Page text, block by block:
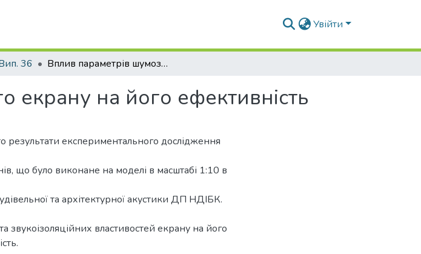
Увійти
36 Вплив параметрів шумозахисного екрану на його ефективність
екрану на його ефективність
результати експериментального дослідження
що було виконане на моделі в масштабі 1:10 в
та архітектурної акустики ДП НДІБК.
звукоізоляційних властивостей екрану на його